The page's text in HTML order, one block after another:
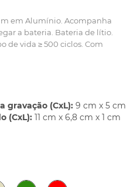
em Alumínio. Acompanha
a bateria. Bateria de lítio.
de vida ≥ 500 ciclos. Com
gravação (CxL): 9 cm x 5 cm
(CxL): 11 cm x 6,8 cm x 1 cm